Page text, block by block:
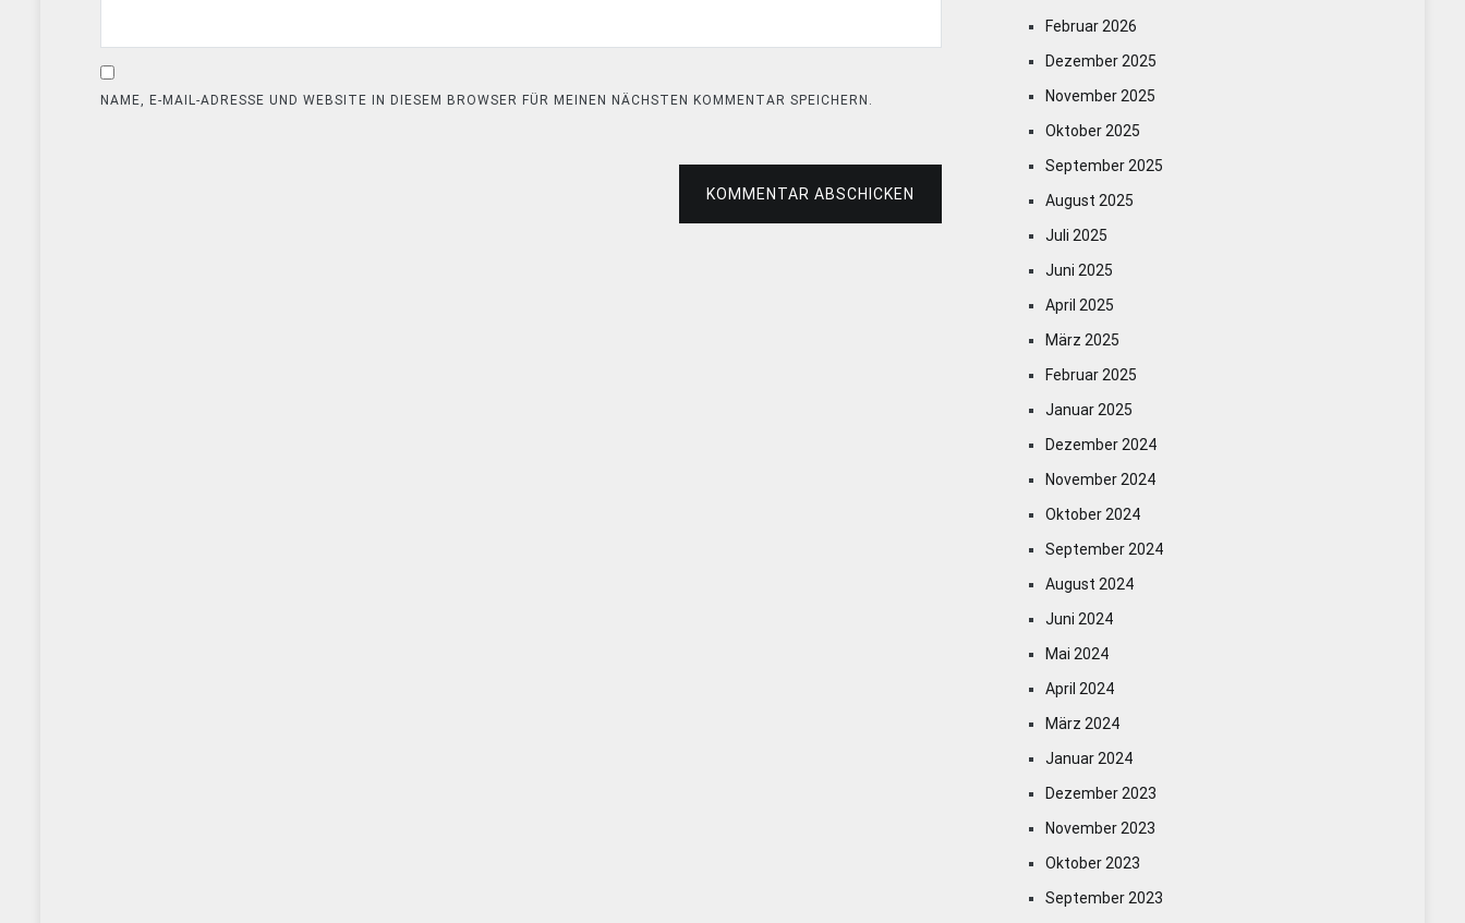
NAME, E-MAIL-ADRESSE UND WEBSITE IN DIESEM BROWSER FÜR MEINEN NÄCHSTEN KOMMENTAR SPEICHERN.
KOMMENTAR ABSCHICKEN
Februar 2026
Dezember 2025
November 2025
Oktober 2025
September 2025
August 2025
Juli 2025
Juni 2025
April 2025
März 2025
Februar 2025
Januar 2025
Dezember 2024
November 2024
Oktober 2024
September 2024
August 2024
Juni 2024
Mai 2024
April 2024
März 2024
Januar 2024
Dezember 2023
November 2023
Oktober 2023
September 2023